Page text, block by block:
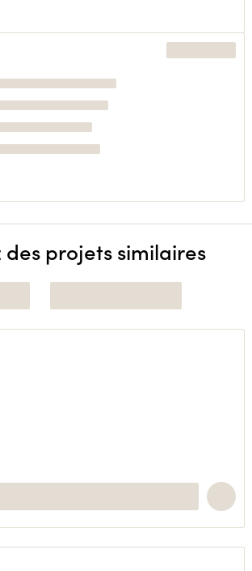
projets similaires